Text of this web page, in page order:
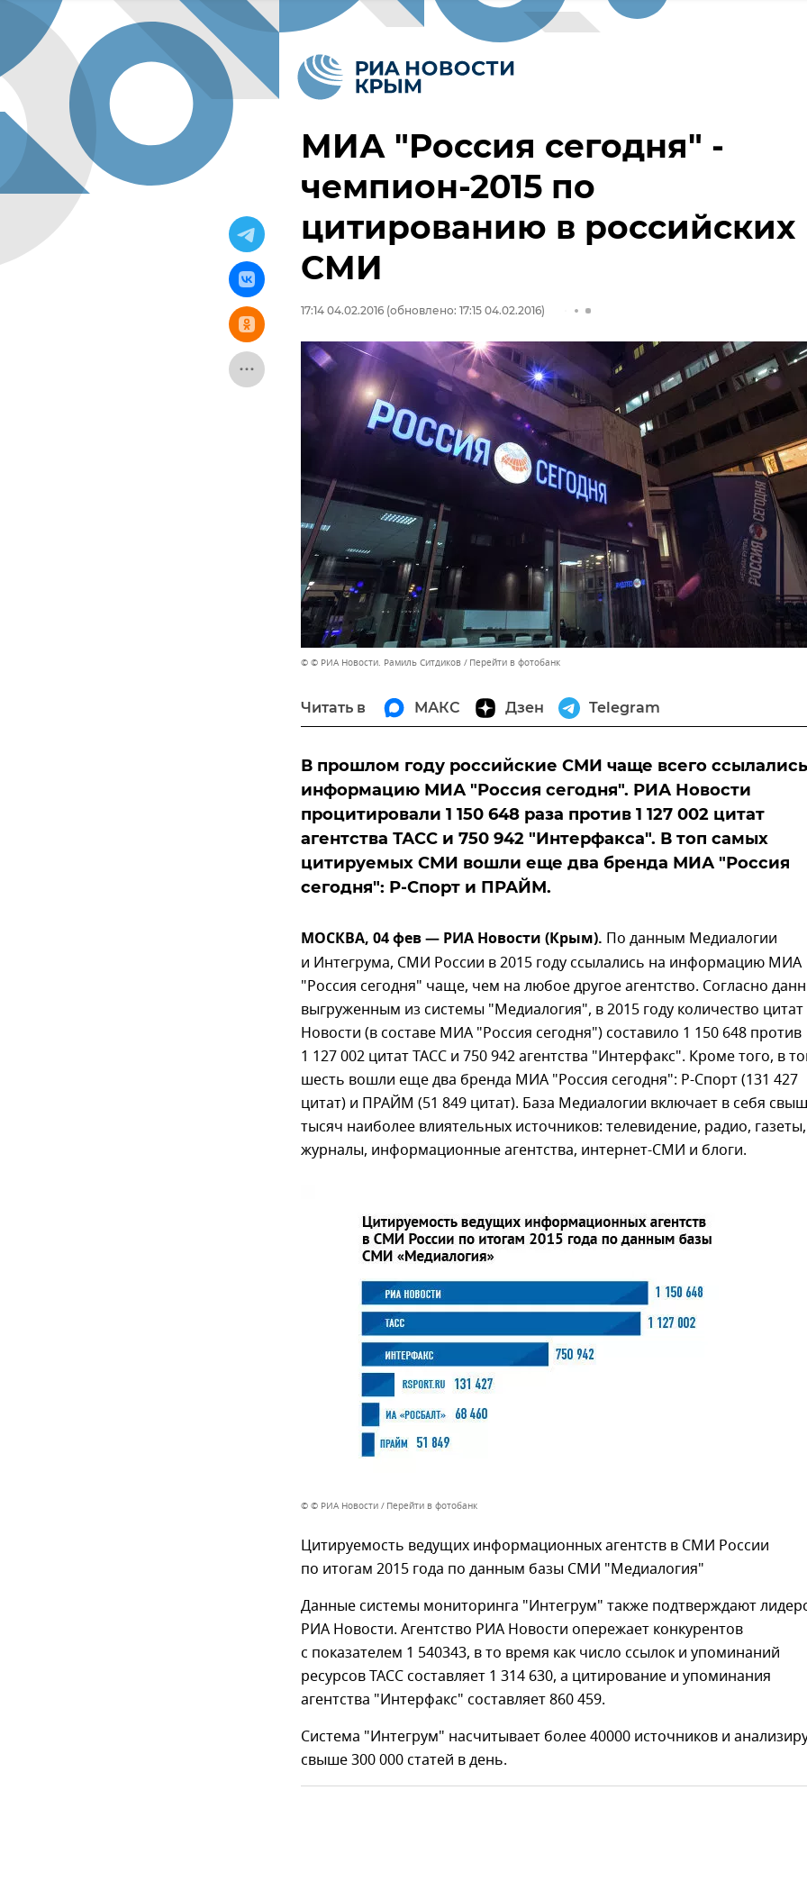
МИА "Россия сегодня" -
чемпион-2015 по
цитированию в российских
СМИ
17:14 04.02.2016 (обновлено: 17:15 04.02.2016)
© © РИА Новости. Рамиль Ситдиков Перейти в фотобанк
Читать в МАКС Дзен Telegram
В прошлом году российские СМИ чаще всего
информацию МИА "Россия сегодня". РИА Новости
процитировали 1 150 648 раза против 1 127 002 цитат
агентства ТАСС и 750 942 "Интерфакса". В топ самых
цитируемых СМИ вошли еще два бренда МИА "Россия
сегодня": Р-Спорт и ПРАЙМ.
МОСКВА, 04 фев — РИА Новости (Крым). По данным Медиалогии
и Интегрума, СМИ России в 2015 году ссылались на информацию МИА
"Россия сегодня" чаще, чем на любое другое агентство. Согласно
выгруженным из системы "Медиалогия", в 2015 году количество
Новости (в составе МИА "Россия сегодня") составило 1 150 648 против
1 127 002 цитат ТАСС и 750 942 агентства "Интерфакс". Кроме того, в
шесть вошли еще два бренда МИА "Россия сегодня": Р-Спорт (131 427
цитат) и ПРАЙМ (51 849 цитат). База Медиалогии включает в себя
тысяч наиболее влиятельных источников: телевидение, радио, газеты,
журналы, информационные агентства, интернет-СМИ и блоги.
© © РИА Новости Перейти в фотобанк
Цитируемость ведущих информационных агентств в СМИ России
по итогам 2015 года по данным базы СМИ "Медиалогия"
Данные системы мониторинга "Интегрум" также подтверждают
РИА Новости. Агентство РИА Новости опережает конкурентов
с показателем 1 540343, в то время как число ссылок и упоминаний
ресурсов ТАСС составляет 1 314 630, а цитирование и упоминания
агентства "Интерфакс" составляет 860 459.
Система "Интегрум" насчитывает более 40000 источников и
свыше 300 000 статей в день.